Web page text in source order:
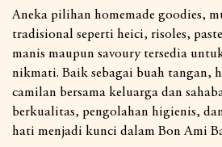
Aneka pilihan homemade goodies,
tradisional seperti heici, risoles,
manis maupun savoury tersedia
nikmati. Baik sebagai buah tangan,
camilan bersama keluarga dan
berkualitas, pengolahan higienis,
hati menjadi kunci dalam Bon Ami